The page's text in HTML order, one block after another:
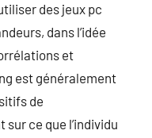
des jeux pc
dans l’idée
et
est généralement
de
ce que l’individu